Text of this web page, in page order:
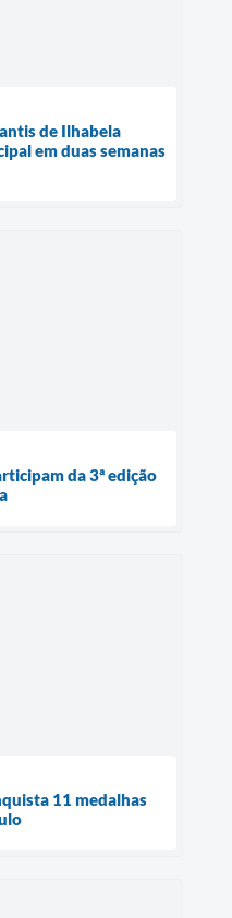
de Ilhabela
em duas semanas
da 3ª edição
11 medalhas